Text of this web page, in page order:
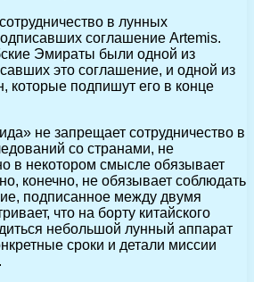
в лунных
соглашение Artemis.
Эмираты были одной из
это соглашение, и одной из
которые подпишут его в конце
не запрещает сотрудничество в
со странами, не
в некотором смысле обязывает
конечно, не обязывает соблюдать
подписанное между двумя
что на борту китайского
небольшой лунный аппарат
сроки и детали миссии